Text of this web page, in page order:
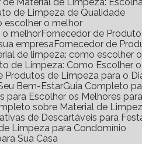
de Limpeza de Qualidade
escolher o melhor
o melhor Fornecedor de
empresa Fornecedor de
de limpeza: como escolher
de Limpeza: Como Escolher
Produtos de Limpeza para o
Bem-Estar
Guia Completo
para Escolher os Melhores
sobre Material de
de Descartáveis para
Limpeza para Condomínio
Sua Casa